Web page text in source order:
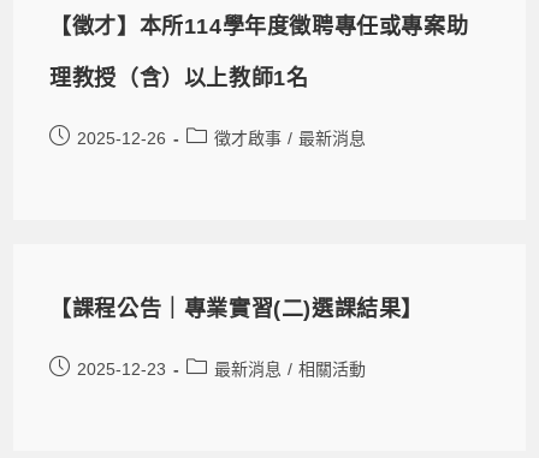
【徵才】本所114學年度徵聘專任或專案助
理教授（含）以上教師1名
2025-12-26 徵才啟事 / 最新消息
【課程公告｜專業實習(二)選課結果】
2025-12-23 最新消息 / 相關活動